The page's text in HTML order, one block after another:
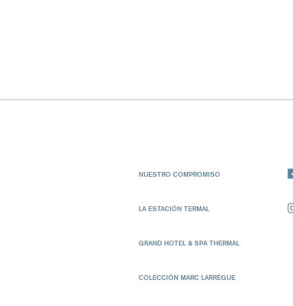
NUESTRO COMPROMISO
LA ESTACIÓN TERMAL
GRAND HOTEL & SPA THERMAL
COLECCIÓN MARC LARRÈGUE